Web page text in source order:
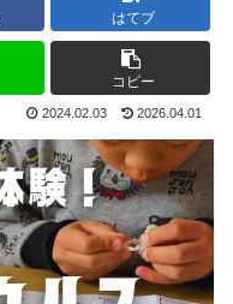
はてブ
コピー
2024.02.03 2026.04.01